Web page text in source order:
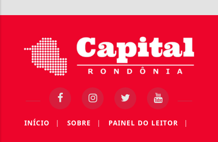
INÍCIO | SOBRE | PAINEL DO LEITOR |